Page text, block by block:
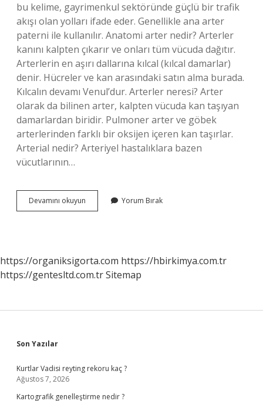
bu kelime, gayrimenkul sektöründe güçlü bir trafik
akışı olan yolları ifade eder. Genellikle ana arter
paterni ile kullanılır. Anatomi arter nedir? Arterler
kanını kalpten çıkarır ve onları tüm vücuda dağıtır.
Arterlerin en aşırı dallarına kılcal (kılcal damarlar)
denir. Hücreler ve kan arasındaki satın alma burada.
Kılcalın devamı Venul’dur. Arterler neresi? Arter
olarak da bilinen arter, kalpten vücuda kan taşıyan
damarlardan biridir. Pulmoner arter ve göbek
arterlerinden farklı bir oksijen içeren kan taşırlar.
Arterial nedir? Arteriyel hastalıklara bazen
vücutlarının…
Devamını okuyun
Ne
Yorum Bırak
https://organiksigorta.com https://hbirkimya.com.tr
https://gentesltd.com.trSitemap
Sidebar
Son Yazılar
Kurtlar Vadisi reyting rekoru kaç ?
Ağustos 7, 2026
Kartografik genelleştirme nedir ?